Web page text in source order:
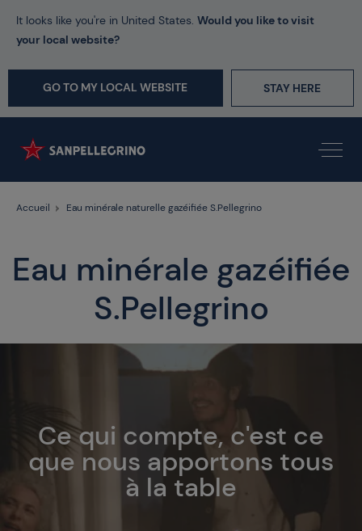
It looks like you're in United States. Would you like to visit
your local website?
GO TO MY LOCAL WEBSITE STAY HERE
Accueil Eau minérale naturelle gazéifiée S.Pellegrino
Eau minérale gazéifiée
S.Pellegrino
Ce qui compte, c'est ce
que nous apportons tous
à la table